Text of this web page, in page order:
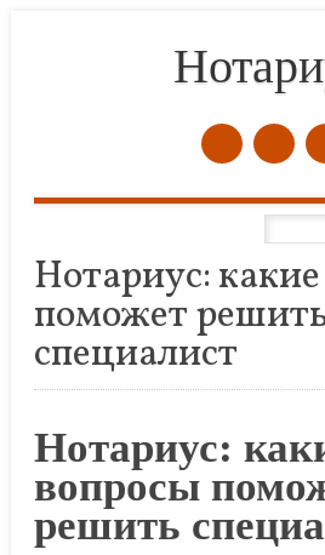
Нотариус:
поможет
специалист
Нотариус:
вопросы
решить